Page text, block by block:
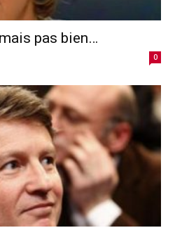
pas bien…
0